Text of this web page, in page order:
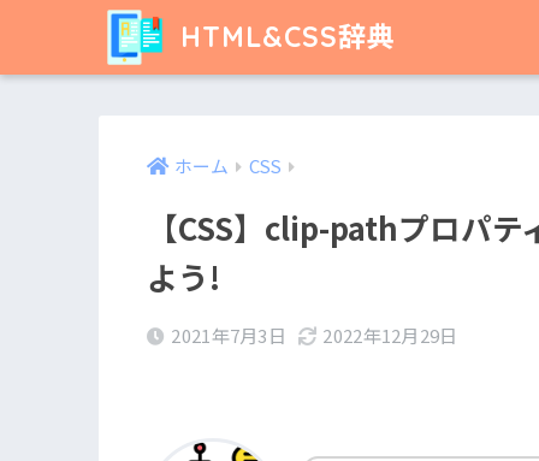
HTML&CSS辞典
ホーム CSS
【CSS】clip-pathプロパ
よう!
2021年7月3日 2022年12月29日